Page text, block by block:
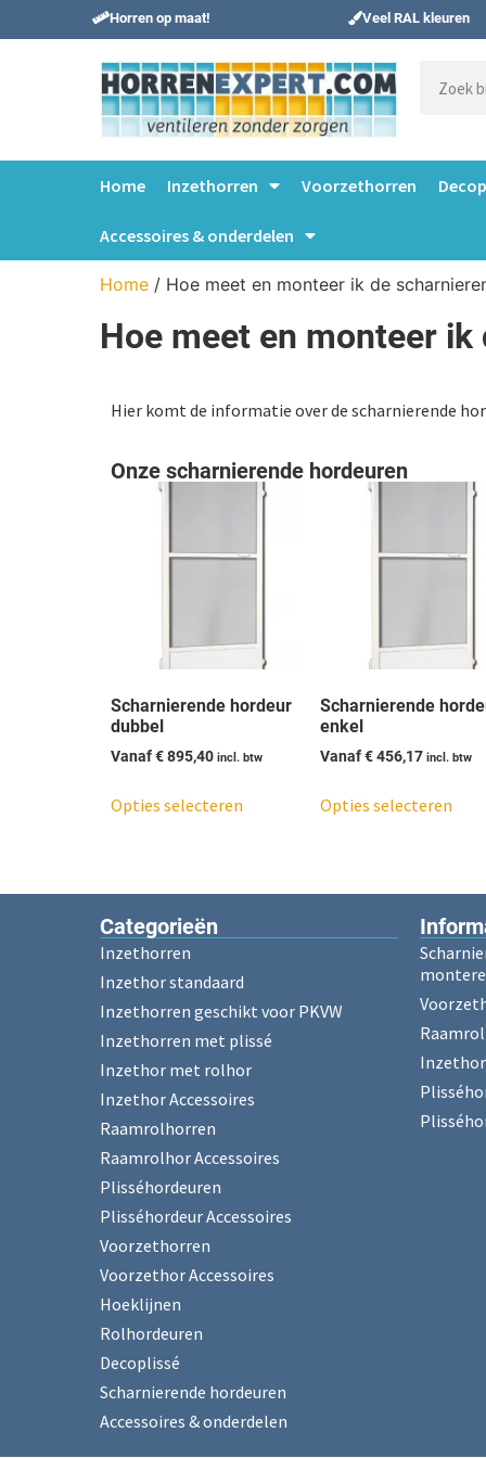
Horren op maat! Veel RAL kleuren
Home Inzethorren Voorzethorren
Accessoires & onderdelen
Home / Hoe meet en monteer ik de
Hoe meet en monteer
Hier komt de informatie over de scharnierende
Onze scharnierende hordeuren
Scharnierende hordeur
dubbel
Vanaf€895,40 incl. btw
Opties selecteren
Scharnierende
enkel
Vanaf €456,17 incl. btw
Opties selecteren
Categorieën​
Inzethorren
Inzethor standaard
Inzethorren geschikt voor PKVW
Inzethorren met plissé
Inzethor met rolhor
Inzethor Accessoires
Raamrolhorren
Raamrolhor Accessoires
Plisséhordeuren
Plisséhordeur Accessoires
Voorzethorren
Voorzethor Accessoires
Hoeklijnen
Rolhordeuren
Decoplissé
Scharnierende hordeuren
Accessoires & onderdelen